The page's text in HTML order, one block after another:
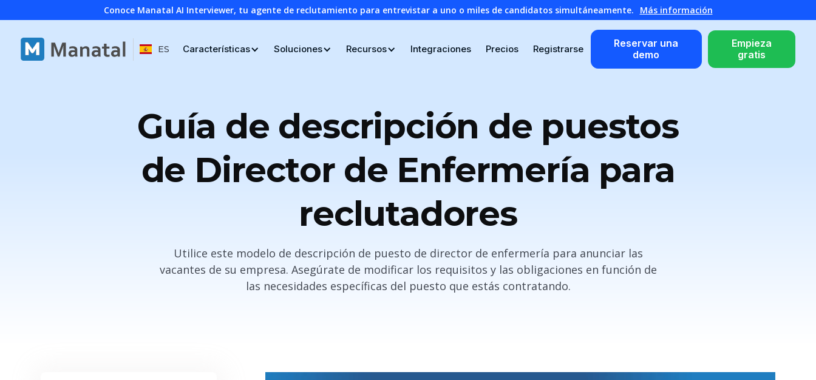
Conoce Manatal AI Interviewer, tu agente de reclutamiento para entrevistar a uno o miles de candidatos simultáneamente. Más información
ES Características Soluciones Recursos Integraciones Precios Registrarse
Reservar una
demo
Empieza
gratis
Guía de descripción de puestos
de Director de Enfermería para
reclutadores
Utilice este modelo de descripción de puesto de director de enfermería para anunciar las
vacantes de su empresa. Asegúrate de modificar los requisitos y las obligaciones en función de
las necesidades específicas del puesto que estás contratando.